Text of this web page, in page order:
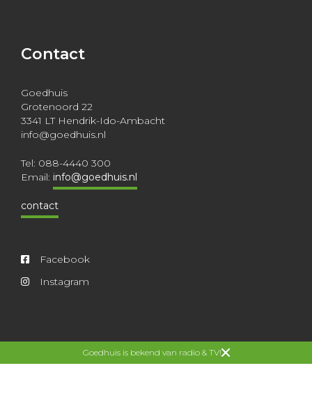
Goedhuis is bekend van radio & TV!
Contact
Goedhuis
Grotenoord 22
3341 LT Hendrik-Ido-Ambacht
info@goedhuis.nl
Tel: 088-4440 300
Email: info@goedhuis.nl
contact
Facebook
Instagram
Copyright 2026 Welstand Bouw.Alle rechten
voorbehouden.Privacy envoorwaarden